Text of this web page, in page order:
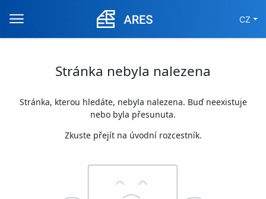
CZ
Stránka nebyla nalezena
Stránka, kterou hledáte, nebyla nalezena. Buď neexistuje
nebo byla přesunuta.
Zkuste přejít na úvodní rozcestník.